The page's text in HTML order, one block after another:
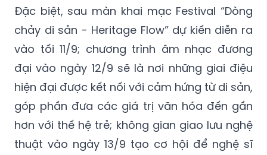
Đặc biệt, sau màn khai mạc Festival “Dòng
chảy di sản - Heritage Flow” dự kiến diễn ra
vào tối 11/9; chương trình âm nhạc đương
đại vào ngày 12/9 sẽ là nơi những giai điệu
hiện đại được kết nối với cảm hứng từ di sản,
góp phần đưa các giá trị văn hóa đến gần
hơn với thế hệ trẻ; không gian giao lưu nghệ
thuật vào ngày 13/9 tạo cơ hội để nghệ sĩ